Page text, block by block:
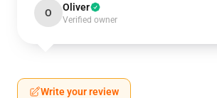
O Oliver
Verified owner
Write your review